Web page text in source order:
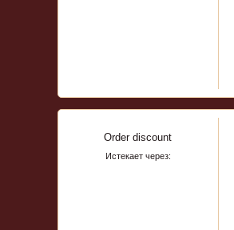
Order discount
Истекает через: